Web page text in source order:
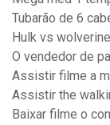
Tubarão de 6
Hulk vs
O vendedor de
Assistir filme a
Assistir the
Baixar filme o